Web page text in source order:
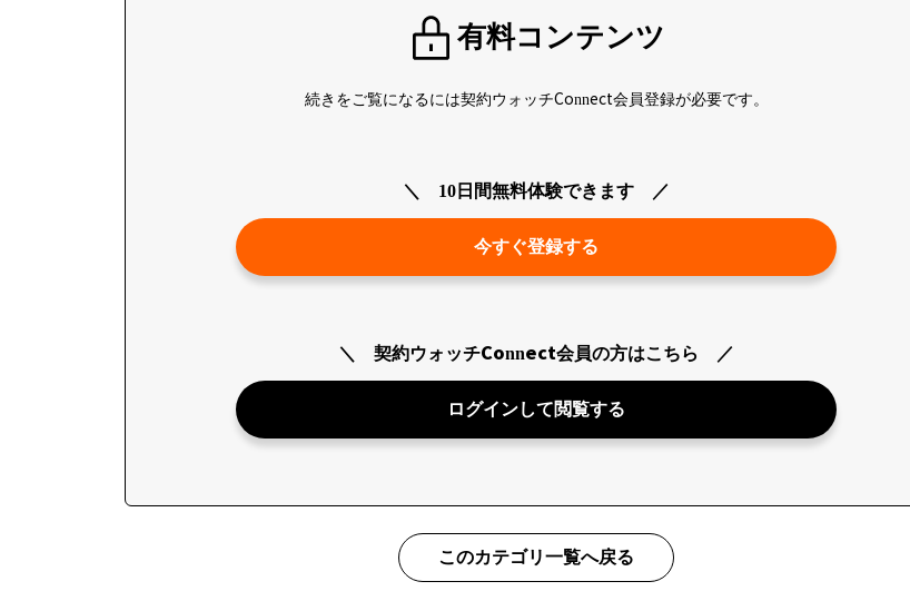
有料コンテンツ
続きをご覧になるには契約ウォッチConnect会員登録が必要です。
10日間無料体験できます
今すぐ登録する
契約ウォッチConnect会員の方はこちら
ログインして閲覧する
このカテゴリ一覧へ戻る